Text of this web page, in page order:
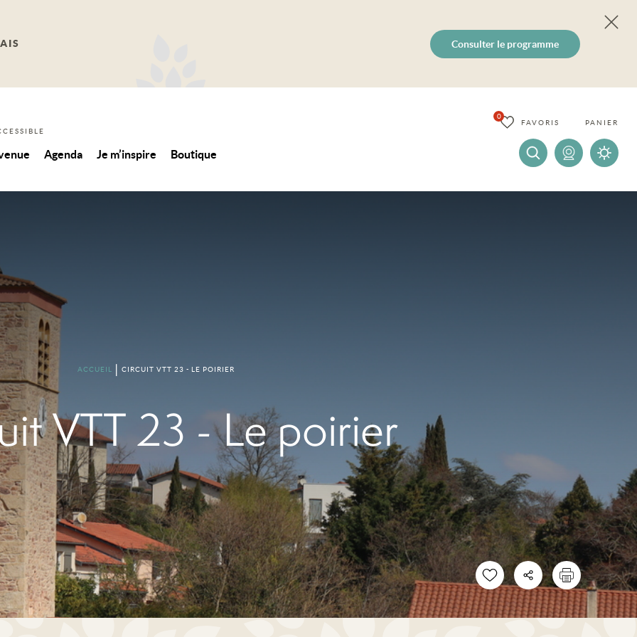
Consulter le programme
Agenda Je m’inspire Boutique
FAVORIS
0
PANIER
ACCUEIL CIRCUIT VTT 23 - LE POIRIER
VTT 23 - Le poirier